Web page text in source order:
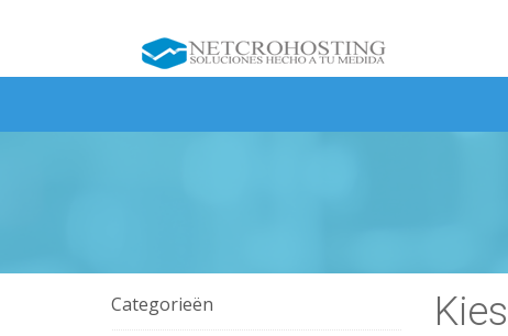
Categorieën